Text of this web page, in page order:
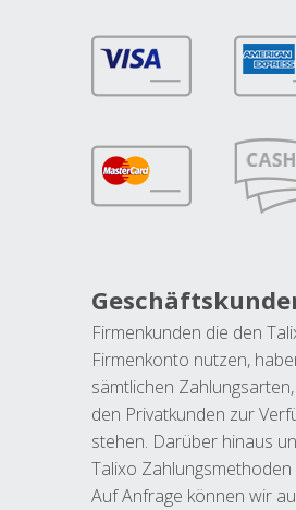
Firmenkunden die den
Firmenkonto nutzen,
sämtlichen
den Privatkunden zur
stehen. Darüber hinaus
Talixo Zahlungsmethoden
Auf Anfrage können wir